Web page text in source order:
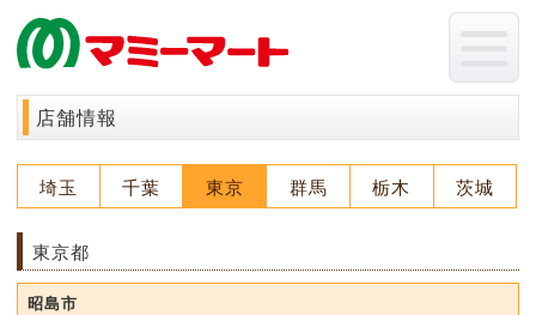
店舗情報
埼玉 千葉 東京 群馬 栃木 茨城
東京都
昭島市